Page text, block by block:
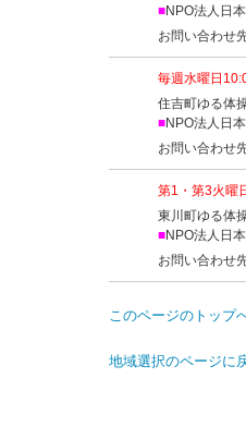
■NPO法人日
お問い合わ
毎週水曜日
住吉町ゆる体
■NPO法人日
お問い合わせ
第1・第3火曜
東川町ゆる体
■NPO法人日
お問い合わせ
このページのトップ
地域選択のページに